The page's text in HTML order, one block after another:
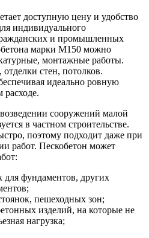
доступную цену и удобство
индивидуального
и промышленных
марки М150 можно
монтажные работы.
стен, потолков.
идеально ровную
расходе.
сооружений малой
в частном строительстве.
поэтому подходит даже при
работ. Пескобетон может
для фундаментов, других
пешеходных зон;
изделий, на которые не
нагрузка;